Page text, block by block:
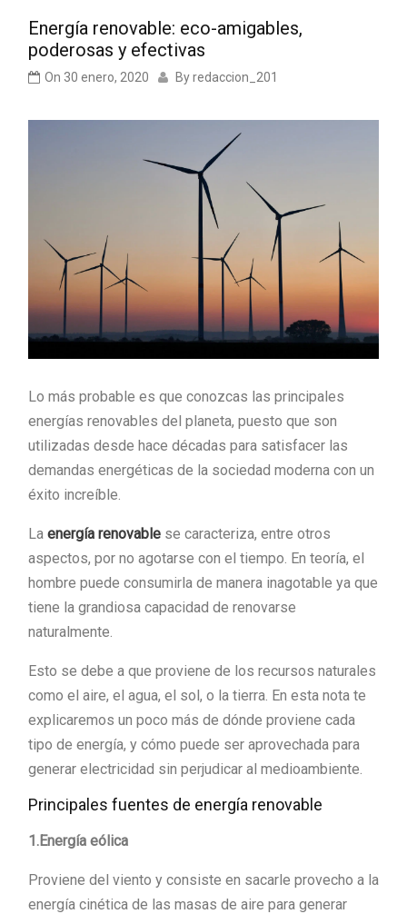
Energía renovable: eco-amigables,
poderosas y efectivas
On 30 enero, 2020 Byredaccion_201
Lo más probable es que conozcas las principales
energías renovables del planeta, puesto que son
utilizadas desde hace décadas para satisfacer las
demandas energéticas de la sociedad moderna con un
éxito increíble.
La energía renovable se caracteriza, entre otros
aspectos, por no agotarse con el tiempo. En teoría, el
hombre puede consumirla de manera inagotable ya que
tiene la grandiosa capacidad de renovarse
naturalmente.
Esto se debe a que proviene de los recursos naturales
como el aire, el agua, el sol, o la tierra. En esta nota te
explicaremos un poco más de dónde proviene cada
tipo de energía, y cómo puede ser aprovechada para
generar electricidad sin perjudicar al medioambiente.
Principales fuentes de energía renovable
1.Energía eólica
Proviene del viento y consiste en sacarle provecho a la
energía cinética de las masas de aire para generar